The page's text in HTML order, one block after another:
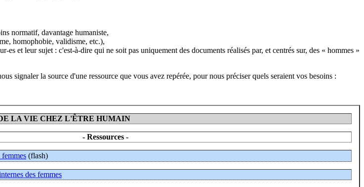
normatif, davantage humaniste,
homophobie, validisme, etc.),
es et leur sujet : c'est-à-dire qui ne soit pas uniquement des documents réalisés par, et centrés sur, des « hommes »
signaler la source d'une ressource que vous avez repérée, pour nous préciser quels seraient vos besoins :
LA VIE CHEZ L'ÊTRE HUMAIN
- Ressources -
femmes (flash)
des femmes